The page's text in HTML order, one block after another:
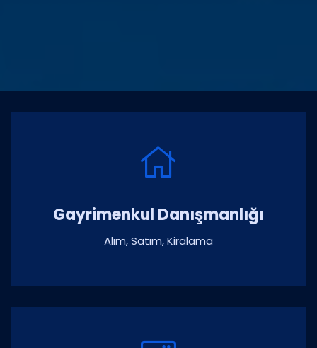
Gayrimenkul Danışmanlığı
Alım, Satım, Kiralama